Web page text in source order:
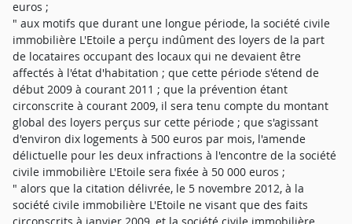
euros ;
" aux motifs que durant une longue période, la société civile
immobilière L'Etoile a perçu indûment des loyers de la part
de locataires occupant des locaux qui ne devaient être
affectés à l'état d'habitation ; que cette période s'étend de
début 2009 à courant 2011 ; que la prévention étant
circonscrite à courant 2009, il sera tenu compte du montant
global des loyers perçus sur cette période ; que s'agissant
d'environ dix logements à 500 euros par mois, l'amende
délictuelle pour les deux infractions à l'encontre de la société
civile immobilière L'Etoile sera fixée à 50 000 euros ;
" alors que la citation délivrée, le 5 novembre 2012, à la
société civile immobilière L'Etoile ne visant que des faits